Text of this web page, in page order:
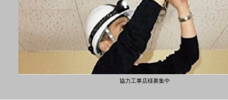
協力工事店様募集中